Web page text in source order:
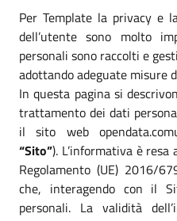
Per Template la privacy e
dell’utente sono molto
personali sono raccolti e
adottando adeguate misure
In questa pagina si
trattamento dei dati
il sito web
“Sito”). L’informativa è
Regolamento (UE) 2016/
che, interagendo con il
personali. La validità